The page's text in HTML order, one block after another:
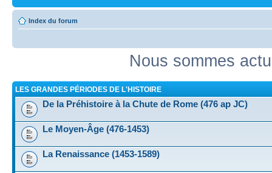
Index du forum
Nous sommes
LES GRANDES PÉRIODES DE L'HISTOIRE
De la Préhistoire à la Chute de Rome (476 ap JC)
Le Moyen-Âge (476-1453)
La Renaissance (1453-1589)